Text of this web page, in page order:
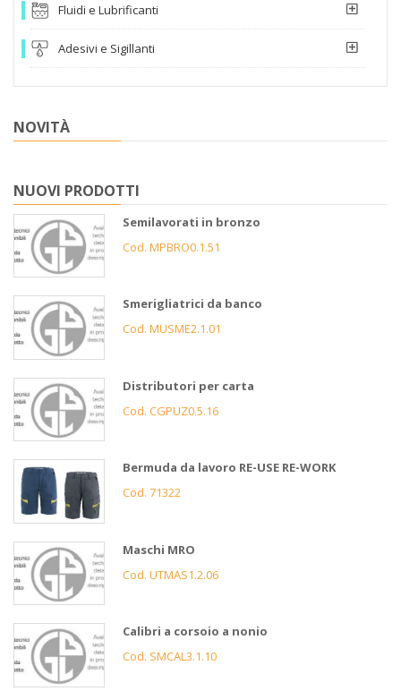
Fluidi e Lubrificanti
Adesivi e Sigillanti
NOVITÀ
NUOVI PRODOTTI
Semilavorati in bronzo
Cod. MPBRO0.1.51
Smerigliatrici da banco
Cod. MUSME2.1.01
Distributori per carta
Cod. CGPUZ0.5.16
Bermuda da lavoro RE-USE RE-WORK
Cod. 71322
Maschi MRO
Cod. UTMAS1.2.06
Calibri a corsoio a nonio
Cod. SMCAL3.1.10